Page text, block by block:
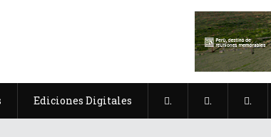
Ediciones Digitales . . .